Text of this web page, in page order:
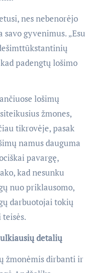
nes nebenorėjo
gyvenimus. „Esu
padengtų lošimo
lošimų
žmones,
tikrovėje, pasak
namus dauguma
pavargę,
kad nesunku
nuo priklausomo,
darbuotojai tokių
detalių
žmonėmis dirbanti ir